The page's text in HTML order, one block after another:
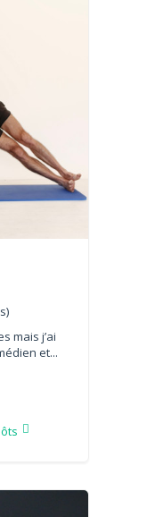
mais j’ai
et...